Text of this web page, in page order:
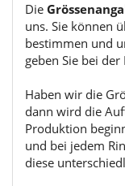
Die
uns. Sie können
bestimmen und
geben Sie bei
Haben wir die
dann wird die
Produktion
und bei jedem
diese